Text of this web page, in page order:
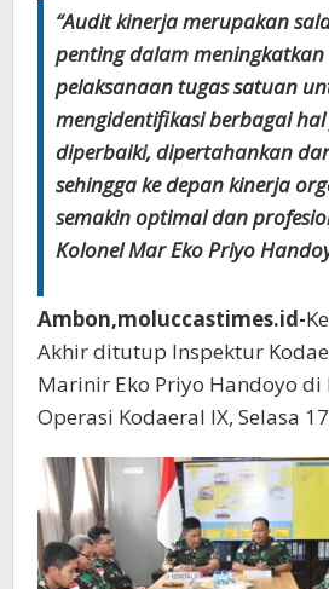
“Audit kinerja merupakan
penting dalam
pelaksanaan tugas satuan
mengidentifikasi berbagai
diperbaiki, dipertahankan
sehingga ke depan kinerja
semakin optimal dan
Kolonel Mar Eko Priyo
Ambon,moluccastimes.id-
Akhir ditutup Inspektur
Marinir Eko Priyo Handoyo di
Operasi Kodaeral IX, Selasa